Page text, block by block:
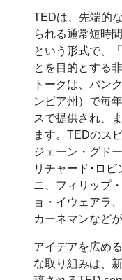
TEDは、先端的
られる通常短時
という形式で、
とを目的とする
トークは、バン
ンビア州）で毎
スで提供され、
ます。TEDのス
ジェーン・グド
リチャード･ロ
ニ、フィリップ
ョ・イウェアラ
カーネマンなどが
アイデアを広め
な取り組みは、